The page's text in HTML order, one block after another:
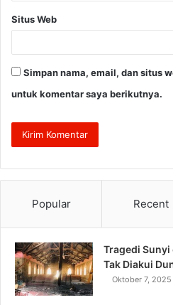
Situs Web
Simpan nama, email, dan situs
untuk komentar saya berikutnya.
Popular Recent
Tragedi Sunyi
Tak Diakui
Oktober 7, 2025